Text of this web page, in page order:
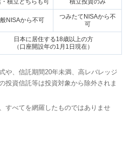
積立どちらも可 積立投資のみ
NISAから不可
つみたてNISAから不
可
日本に居住する18歳以上の方
（口座開設年の1月1日現在）
や、信託期間20年未満、高レバレッジ
投資信託等は投資対象から除外されま
すべてを網羅したものではありませ